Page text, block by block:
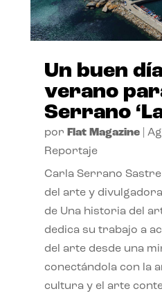
Un buen
verano
Serrano
por Flat Magazine|
Reportaje
Carla Serrano
del arte y
de Una historia del
dedica su trabajo a
del arte desde una
conectándola con la
cultura y el arte